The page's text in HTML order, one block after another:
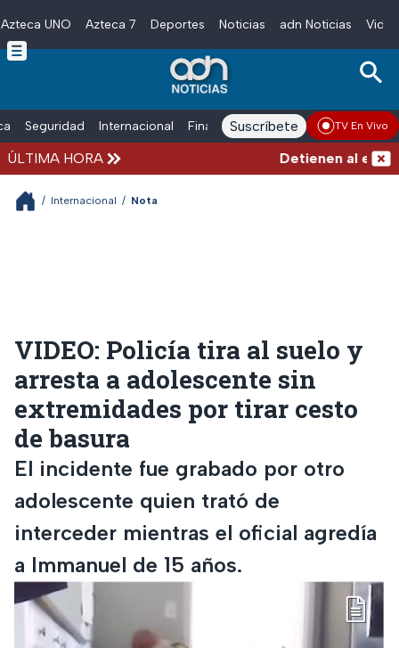
Skip to main content
Azteca UNO Azteca 7 Deportes Noticias adn Noticias
Seguridad Internacional Finanzas adn Noticias Radio
Suscríbete TV En Vivo
ÚLTIMA HORA Detienen al
/ Internacional / Nota
VIDEO: Policía tira al suelo y
arresta a adolescente sin
extremidades por tirar cesto
de basura
El incidente fue grabado por otro
adolescente quien trató de
interceder mientras el oficial agredía
a Immanuel de 15 años.